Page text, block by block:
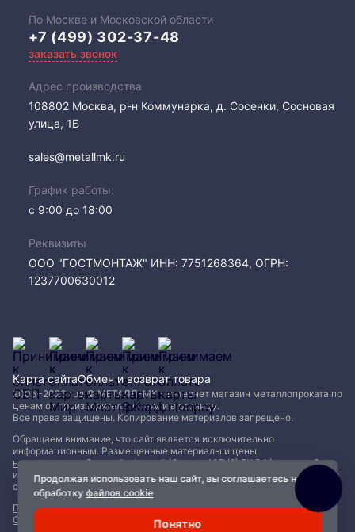
Продолжая использовать наш сайт, вы соглашаетесь на
обработкуфайлов cookie
Понятно
По Москве и Московской области
+7 (499) 302-37-48
заказать звонок
Адрес производства
108802​ Москва, р-н Коммунарка, д. Сосенки, Сосновая
улица, 1Б
sales@metallmk.ru
График работы:
с 9:00 до 18:00
Реквизиты
ООО "ГОСТМОНТАЖ" ИНН: 7751268364, ОГРН:
1237700630012
2005−2026 год © МЕТАЛЛ-МК - интернет магазин металлопроката по
ценам от производителя, оптом и в розницу.
Все права защищены. Копирование материалов запрещено.
Обращаем внимание, что сайт является исключительно
информационным. Размещенные материалы и цены
не являются публичной офертой (Статья 437 (2) ГК РФ)и могут быть
изменены без уведомления. Для уточнения наличия, характеристик и
стоимости материалов обращайтесь в офисы продаж.
Политика конфиденциальности|Пользовательское соглашение|
Обработка файлов Cookie
Карта сайтаОбмен и возврат товара